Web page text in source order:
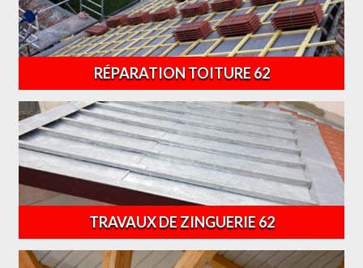
RÉPARATION TOITURE 62
TRAVAUX DE ZINGUERIE 62